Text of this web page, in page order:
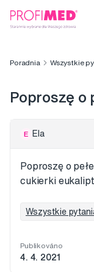
Poradnia Wszystkie
Poproszę o
E Ela
Poproszę o
cukierki
Wszystkie
Publikováno
4. 4. 2021